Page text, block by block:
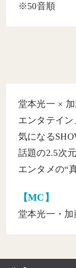
堂本光一 ×
エンタテイ
気になる
話題の2.5次
エンタメの“
【MC】
堂本光一・加